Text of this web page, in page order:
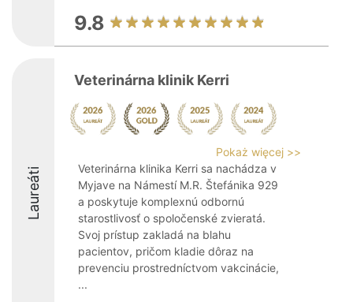
9.8
Laureáti
Veterinárna klinik Kerri
Pokaż więcej >>
Veterinárna klinika Kerri sa nachádza v
Myjave na Námestí M.R. Štefánika 929
a poskytuje komplexnú odbornú
starostlivosť o spoločenské zvieratá.
Svoj prístup zakladá na blahu
pacientov, pričom kladie dôraz na
prevenciu prostredníctvom vakcinácie,
...